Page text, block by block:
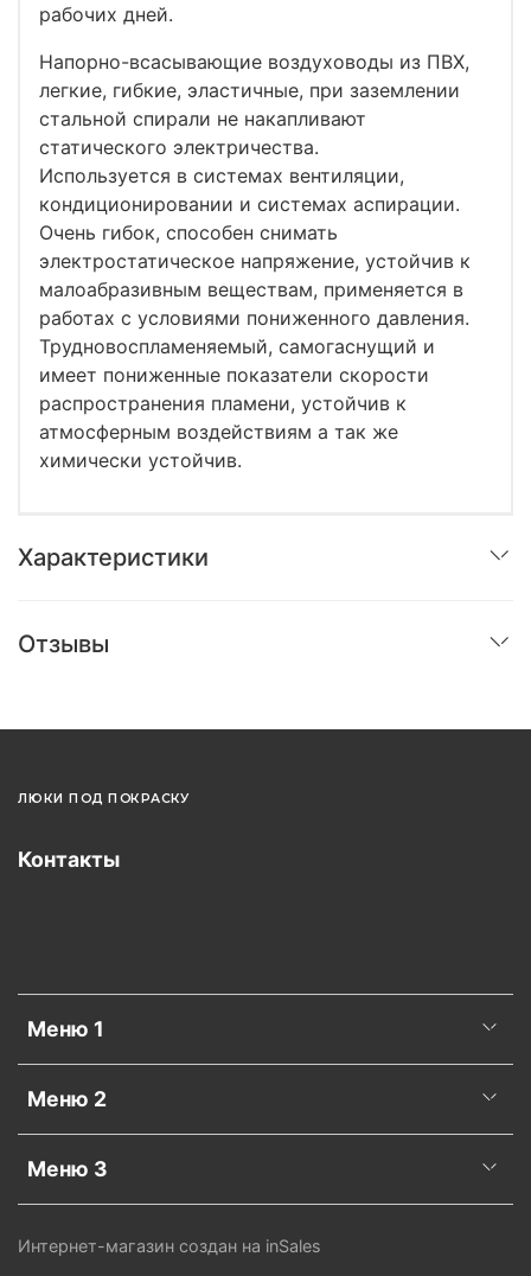
рабочих дней.
Напорно-всасывающие воздуховоды из ПВХ,
легкие, гибкие, эластичные, при заземлении
стальной спирали не накапливают
статического электричества.
Используется в системах вентиляции,
кондиционировании и системах аспирации.
Очень гибок, способен снимать
электростатическое напряжение, устойчив к
малоабразивным веществам, применяется в
работах с условиями пониженного давления.
Трудновоспламеняемый, самогаснущий и
имеет пониженные показатели скорости
распространения пламени, устойчив к
атмосферным воздействиям а так же
химически устойчив.
Характеристики
Отзывы
ЛЮКИ ПОД ПОКРАСКУ
Меню 1
Меню 2
Меню 3
Контакты
Интернет-магазин создан на inSales